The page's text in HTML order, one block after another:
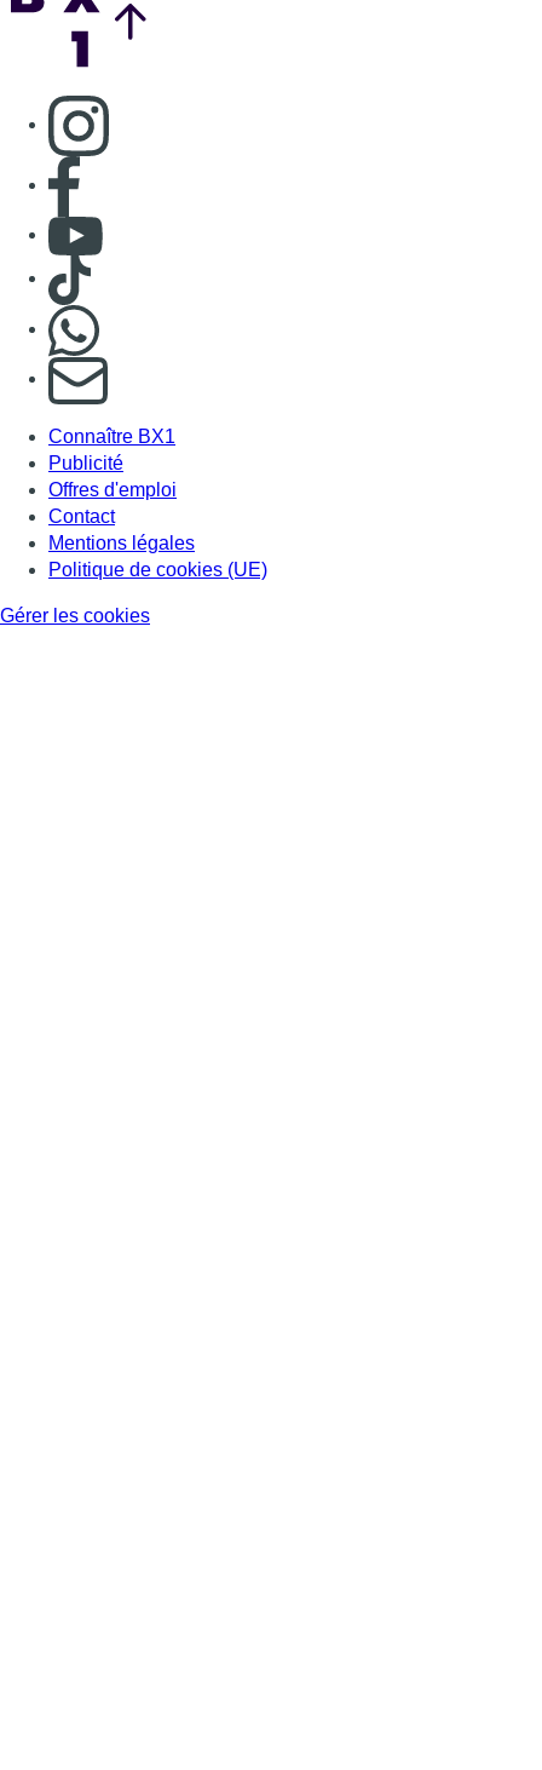
Consulter page Instagram
Consulter page Facebook
Consulter Youtube
Consulter TikTok
S'abonner à notre newsletter
Connaître BX1
Publicité
Offres d'emploi
Contact
Mentions légales
Politique de cookies (UE)
Gérer les cookies